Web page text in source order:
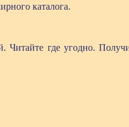
каталога.
где угодно.